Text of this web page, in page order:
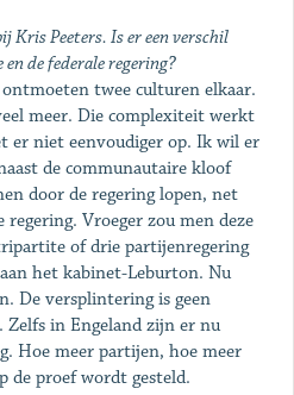
Kris Peeters. Is er een verschil
de federale regering?
twee culturen elkaar.
meer. Die complexiteit werkt
er niet eenvoudiger op. Ik wil er
de communautaire kloof
door de regering lopen, net
Vroeger zou men deze
of drie partijenregering
het kabinet-Leburton. Nu
De versplintering is geen
Zelfs in Engeland zijn er nu
Hoe meer partijen, hoe meer
de proef wordt gesteld.